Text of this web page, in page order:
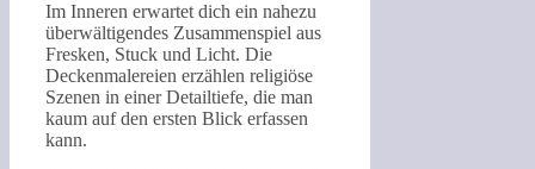
Im Inneren erwartet dich ein nahezu
überwältigendes Zusammenspiel aus
Fresken, Stuck und Licht. Die
Deckenmalereien erzählen religiöse
Szenen in einer Detailtiefe, die man
kaum auf den ersten Blick erfassen
kann.